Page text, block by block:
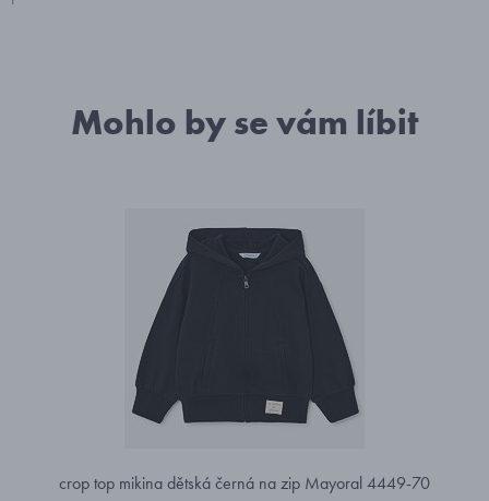
Mohlo by se vám líbit
crop top mikina dětská černá na zip Mayoral 4449-70